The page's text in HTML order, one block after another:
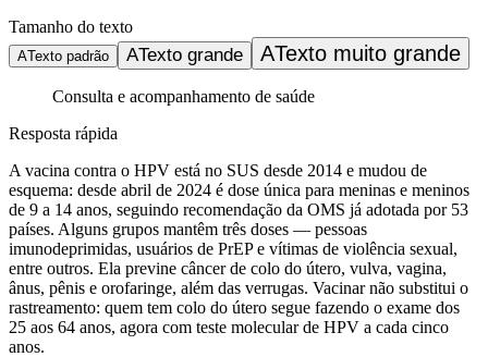
Tamanho do texto
ATexto padrão ATexto grande ATexto muito grande
Consulta e acompanhamento de saúde
Resposta rápida
A vacina contra o HPV está no SUS desde 2014 e mudou de
esquema: desde abril de 2024 é dose única para meninas e meninos
de 9 a 14 anos, seguindo recomendação da OMS já adotada por 53
países. Alguns grupos mantêm três doses — pessoas
imunodeprimidas, usuários de PrEP e vítimas de violência sexual,
entre outros. Ela previne câncer de colo do útero, vulva, vagina,
ânus, pênis e orofaringe, além das verrugas. Vacinar não substitui o
rastreamento: quem tem colo do útero segue fazendo o exame dos
25 aos 64 anos, agora com teste molecular de HPV a cada cinco
anos.